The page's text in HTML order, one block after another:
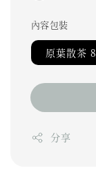
內容包裝
原葉散茶
分享